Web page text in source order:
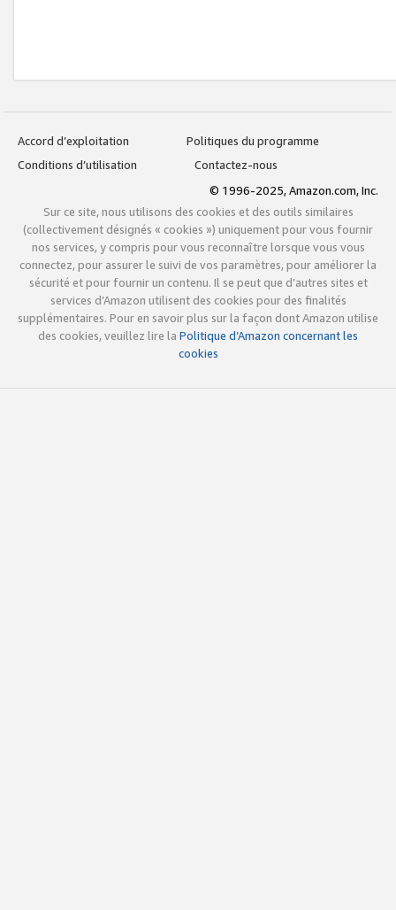
Accord d’exploitation
Politiques du programme
Conditions d’utilisation
Contactez-nous
© 1996-2025, Amazon.com, Inc.
Sur ce site, nous utilisons des cookies et des outils similaires
(collectivement désignés « cookies ») uniquement pour vous fournir
nos services, y compris pour vous reconnaître lorsque vous vous
connectez, pour assurer le suivi de vos paramètres, pour améliorer la
sécurité et pour fournir un contenu. Il se peut que d’autres sites et
services d’Amazon utilisent des cookies pour des finalités
supplémentaires. Pour en savoir plus sur la façon dont Amazon utilise
des cookies, veuillez lire la Politique d’Amazon concernant les
cookies